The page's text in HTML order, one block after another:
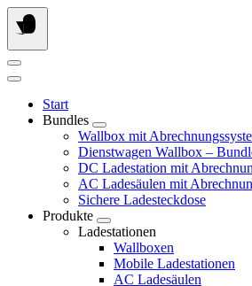
Springe
zum
Inhalt
Start
Bundles
Wallbox mit
Dienstwagen Wallbox –
DC Ladestation mit
AC Ladesäulen mit
Sichere Ladesteckdose
Produkte
Ladestationen
Wallboxen
Mobile Ladestationen
AC Ladesäulen